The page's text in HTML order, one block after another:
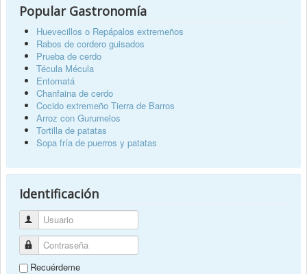
Popular Gastronomía
Huevecillos o Repápalos extremeños
Rabos de cordero guisados
Prueba de cerdo
Técula Mécula
Entomatá
Chanfaina de cerdo
Cocido extremeño Tierra de Barros
Arroz con Gurumelos
Tortilla de patatas
Sopa fría de puerros y patatas
Identificación
Usuario
Contraseña
Recuérdeme